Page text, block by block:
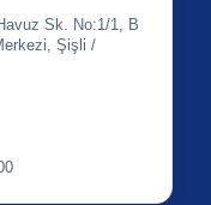
Sk. No:1/1, B
Şişli /